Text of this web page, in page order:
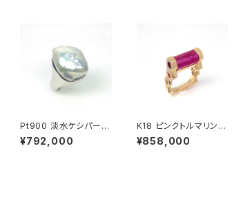
Pt900 淡水ケシパール
リング
¥792,000
K18 ピンクトルマリン
ダイヤモンド リング
¥858,000